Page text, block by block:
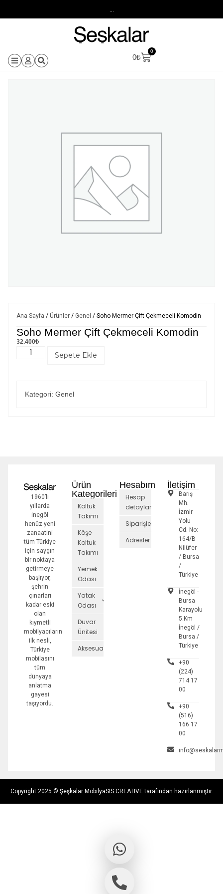
0₺
0
Ana Sayfa / Ürünler / Genel / Soho Mermer Çift Çekmeceli Komodin
Soho Mermer Çift Çekmeceli Komodin
32.400₺
Sepete Ekle
Kategori: Genel
1960’lı
yıllarda
inegöl
henüz yeni
zanaatini
tüm Türkiye
için saygın
bir noktaya
getirmeye
başlıyor,
şehrin
çınarları
kadar eski
olan
kıymetli
mobilyacıların
ilk nesli,
Türkiye
mobilasını
tüm
dünyaya
anlatma
gayesi
taşıyordu.
Ürün
Kategorileri
Koltuk
Takımı
Köşe
Koltuk
Takımı
Yemek
Odası
Yatak
Odası
Duvar
Ünitesi
Aksesuarlar
Hesabım
Hesap
detayları
Siparişler
Adresler
İletişim
Barış
Mh.
İzmir
Yolu
Cd. No:
164/B
Nilüfer
/ Bursa
/
Türkiye
İnegöl -
Bursa
Karayolu
5.Km
İnegöl /
Bursa /
Türkiye
+90
(224)
714 17
00
+90
(516)
166 17
00
Copyright 2025 © Şeşkalar MobilyaSIS CREATIVE tarafından hazırlanmıştır.